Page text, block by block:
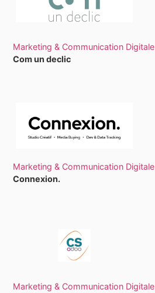
Marketing & Communication Digitale
Com un declic
Marketing & Communication Digitale
Connexion.
Marketing & Communication Digitale